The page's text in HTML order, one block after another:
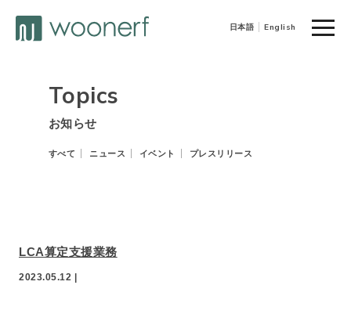
日本語 English
toggle
Topics
お知らせ
すべて ニュース イベント プレスリリース
LCA算定支援業務
2023.05.12 |